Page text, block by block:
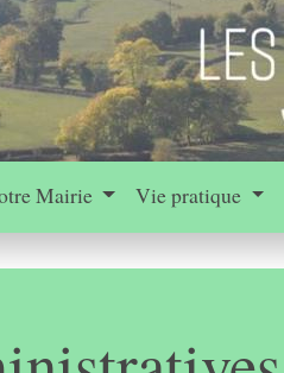
Mairie Vie pratique